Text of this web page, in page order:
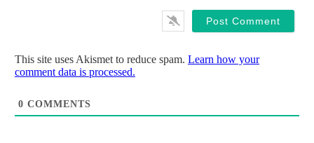
This site uses Akismet to reduce spam. Learn how your
comment data is processed.
0 COMMENTS